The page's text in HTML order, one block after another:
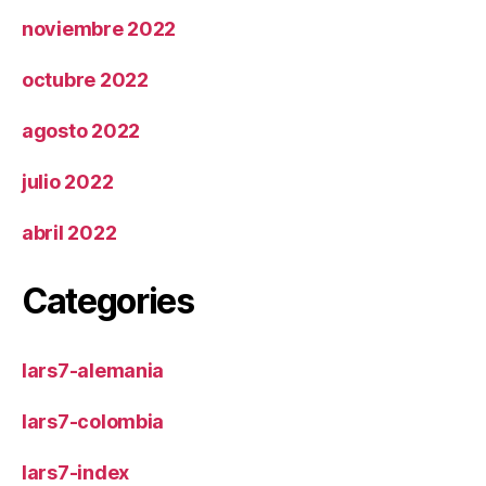
noviembre 2022
octubre 2022
agosto 2022
julio 2022
abril 2022
Categories
lars7-alemania
lars7-colombia
lars7-index